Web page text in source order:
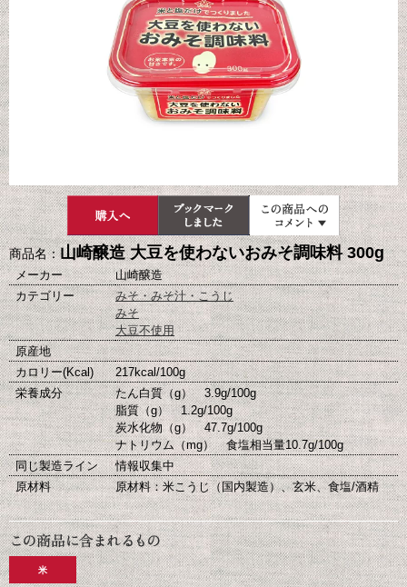
商品名：山崎醸造 大豆を使わないおみそ調味料 300g
メーカー
山崎醸造
カテゴリー
みそ・みそ汁・こうじ
みそ
大豆不使用
原産地
カロリー(Kcal)
217kcal/100g
栄養成分
たん白質（g） 3.9g/100g
脂質（g） 1.2g/100g
炭水化物（g） 47.7g/100g
ナトリウム（mg） 食塩相当量10.7g/100g
同じ製造ライン
情報収集中
原材料
原材料：米こうじ（国内製造）、玄米、食塩/酒精
米